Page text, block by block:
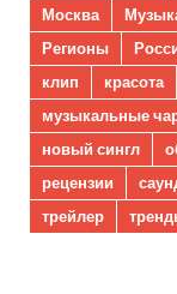
Москва
Регионы
клип
красота
музыкальные
новый сингл
рецензии
трейлер